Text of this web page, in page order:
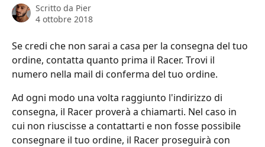
Scritto da Pier
4 ottobre 2018
Se credi che non sarai a casa per la consegna del tuo
ordine, contatta quanto prima il Racer. Trovi il
numero nella mail di conferma del tuo ordine.
Ad ogni modo una volta raggiunto l'indirizzo di
consegna, il Racer proverà a chiamarti. Nel caso in
cui non riuscisse a contattarti e non fosse possibile
consegnare il tuo ordine, il Racer proseguirà con